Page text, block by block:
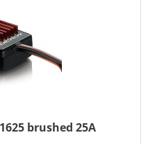
brushed 25A